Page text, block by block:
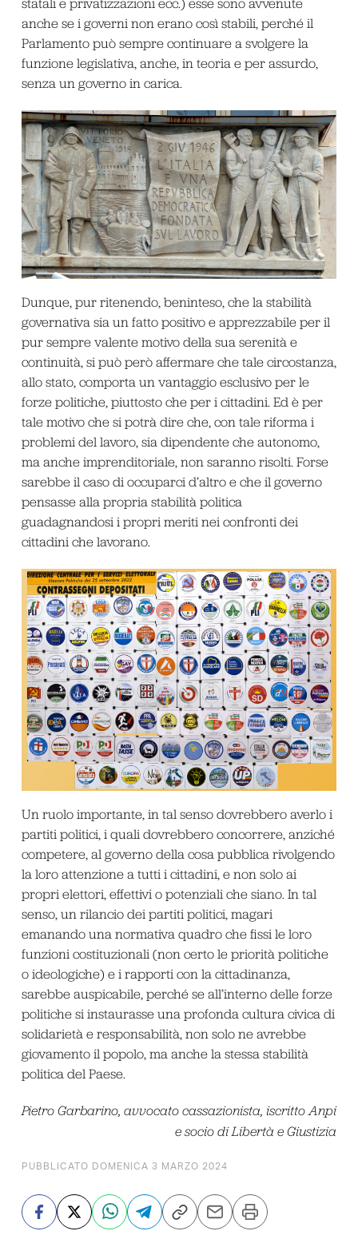
statali e privatizzazioni ecc.) esse sono avvenute
anche se i governi non erano così stabili, perché il
Parlamento può sempre continuare a svolgere la
funzione legislativa, anche, in teoria e per assurdo,
senza un governo in carica.
Dunque, pur ritenendo, beninteso, che la stabilità
governativa sia un fatto positivo e apprezzabile per il
pur sempre valente motivo della sua serenità e
continuità, si può però affermare che tale circostanza,
allo stato, comporta un vantaggio esclusivo per le
forze politiche, piuttosto che per i cittadini. Ed è per
tale motivo che si potrà dire che, con tale riforma i
problemi del lavoro, sia dipendente che autonomo,
ma anche imprenditoriale, non saranno risolti. Forse
sarebbe il caso di occuparci d’altro e che il governo
pensasse alla propria stabilità politica
guadagnandosi i propri meriti nei confronti dei
cittadini che lavorano.
Un ruolo importante, in tal senso dovrebbero averlo i
partiti politici, i quali dovrebbero concorrere, anziché
competere, al governo della cosa pubblica rivolgendo
la loro attenzione a tutti i cittadini, e non solo ai
propri elettori, effettivi o potenziali che siano. In tal
senso, un rilancio dei partiti politici, magari
emanando una normativa quadro che fissi le loro
funzioni costituzionali (non certo le priorità politiche
o ideologiche) e i rapporti con la cittadinanza,
sarebbe auspicabile, perché se all’interno delle forze
politiche si instaurasse una profonda cultura civica di
solidarietà e responsabilità, non solo ne avrebbe
giovamento il popolo, ma anche la stessa stabilità
politica del Paese.
Pietro Garbarino, avvocato cassazionista, iscritto Anpi
e socio di Libertà e Giustizia
PUBBLICATO DOMENICA 3 MARZO 2024